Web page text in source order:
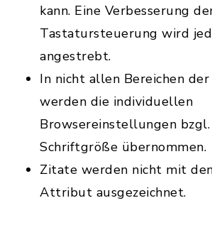
kann. Eine Verbesserung
Tastatursteuerung wird
angestrebt.
In nicht allen Bereichen
werden die individuellen
Browsereinstellungen
Schriftgröße übernommen.
Zitate werden nicht mit
Attribut ausgezeichnet.